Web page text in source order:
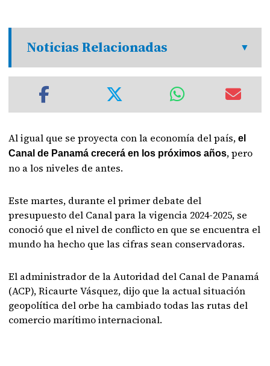
Noticias Relacionadas
Al igual que se proyecta con la economía del país,el
Canal de Panamá crecerá en los próximos años, pero
no a los niveles de antes.
Este martes, durante el primer debate del
presupuesto del Canal para la vigencia 2024-2025, se
conoció que el nivel de conflicto en que se encuentra el
mundo ha hecho que las cifras sean conservadoras.
El administrador de la Autoridad del Canal de Panamá
(ACP), Ricaurte Vásquez, dijo que la actual situación
geopolítica del orbe ha cambiado todas las rutas del
comercio marítimo internacional.